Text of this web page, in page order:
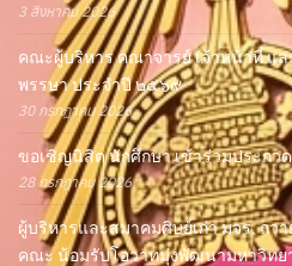
3 สิงหาคม 2026
คณะผู้บริหาร คณาจารย์ เจ้าหน้าที่ แ
พรรษา ประจำปี ๒๕๖๙
30 กรกฎาคม 2026
ขอเชิญนิสิต นักศึกษา เข้าร่วมประกวด
28 กรกฎาคม 2026
ผู้บริหารและสมาคมศิษย์เก่า มจร. ถว
คณะ น้อมรับโอวาทมุ่งพัฒนามหาวิทย